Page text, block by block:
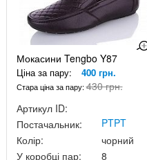
Мокасини Tengbo Y87
Ціна за пару: 400 грн.
Стара ціна за пару:430 грн.
Артикул ID:
Постачальник:
PTPT
Колір:
чорний
У коробці пар:
8